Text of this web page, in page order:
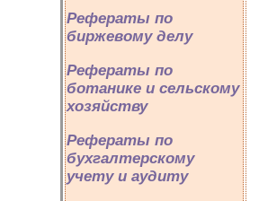
Рефераты по
биржевому делу
Рефераты по
ботанике и сельскому
хозяйству
Рефераты по
бухгалтерскому
учету и аудиту